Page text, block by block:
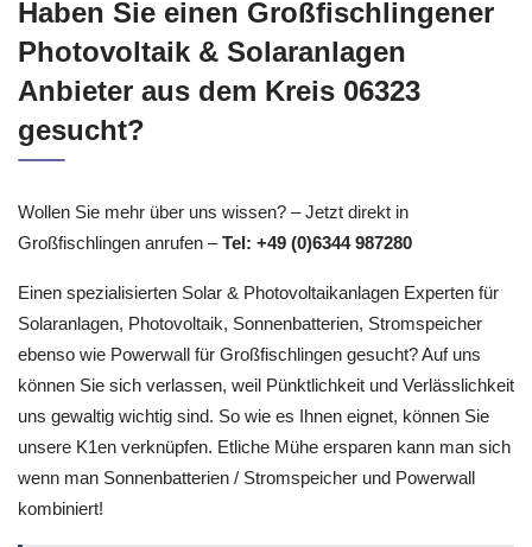
und hat die Vorwahl: 06323 und Postleitzahl: 67483.
Haben Sie einen Großfischlingener
Photovoltaik & Solaranlagen
Anbieter aus dem Kreis 06323
Großfischlingen anrufen – Tel: +49 (0)6344 987280
Einen spezialisierten Solar & Photovoltaikanlagen Experten für
Solaranlagen, Photovoltaik, Sonnenbatterien, Stromspeicher
ebenso wie Powerwall für Großfischlingen gesucht? Auf uns
können Sie sich verlassen, weil Pünktlichkeit und Verlässlichkeit
uns gewaltig wichtig sind. So wie es Ihnen eignet, können Sie
unsere K1en verknüpfen. Etliche Mühe ersparen kann man sich